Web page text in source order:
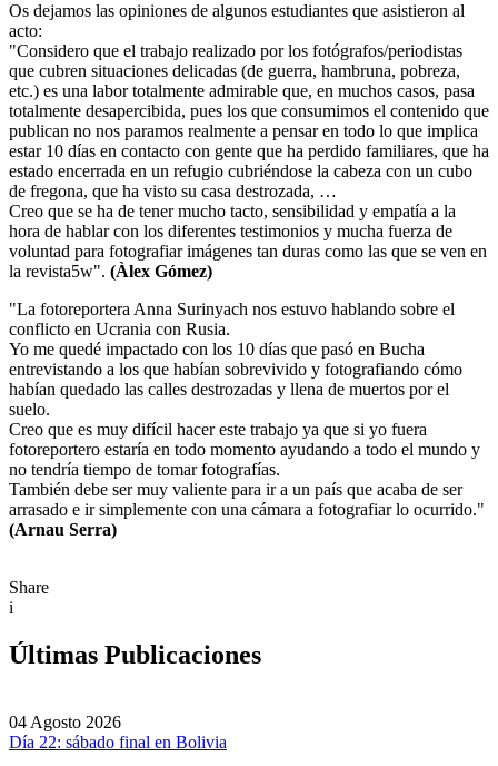
Os dejamos las opiniones de algunos estudiantes que asistieron al
acto:
"Considero que el trabajo realizado por los fotógrafos/periodistas
que cubren situaciones delicadas (de guerra, hambruna, pobreza,
etc.) es una labor totalmente admirable que, en muchos casos, pasa
totalmente desapercibida, pues los que consumimos el contenido que
publican no nos paramos realmente a pensar en todo lo que implica
estar 10 días en contacto con gente que ha perdido familiares, que ha
estado encerrada en un refugio cubriéndose la cabeza con un cubo
de fregona, que ha visto su casa destrozada, …
Creo que se ha de tener mucho tacto, sensibilidad y empatía a la
hora de hablar con los diferentes testimonios y mucha fuerza de
voluntad para fotografiar imágenes tan duras como las que se ven en
la revista5w". (Àlex Gómez)
"La fotoreportera Anna Surinyach nos estuvo hablando sobre el
conflicto en Ucrania con Rusia.
Yo me quedé impactado con los 10 días que pasó en Bucha
entrevistando a los que habían sobrevivido y fotografiando cómo
habían quedado las calles destrozadas y llena de muertos por el
suelo.
Creo que es muy difícil hacer este trabajo ya que si yo fuera
fotoreportero estaría en todo momento ayudando a todo el mundo y
no tendría tiempo de tomar fotografías.
También debe ser muy valiente para ir a un país que acaba de ser
arrasado e ir simplemente con una cámara a fotografiar lo ocurrido."
(Arnau Serra)
Share
i
Últimas Publicaciones
04 Agosto 2026
Día 22: sábado final en Bolivia